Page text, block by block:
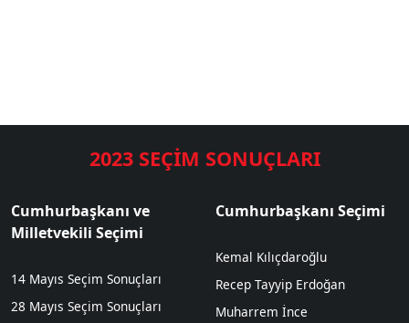
2023 SEÇİM SONUÇLARI
Cumhurbaşkanı ve
Milletvekili Seçimi
14 Mayıs Seçim Sonuçları
28 Mayıs Seçim Sonuçları
Cumhurbaşkanı Seçimi
Kemal Kılıçdaroğlu
Recep Tayyip Erdoğan
Muharrem İnce